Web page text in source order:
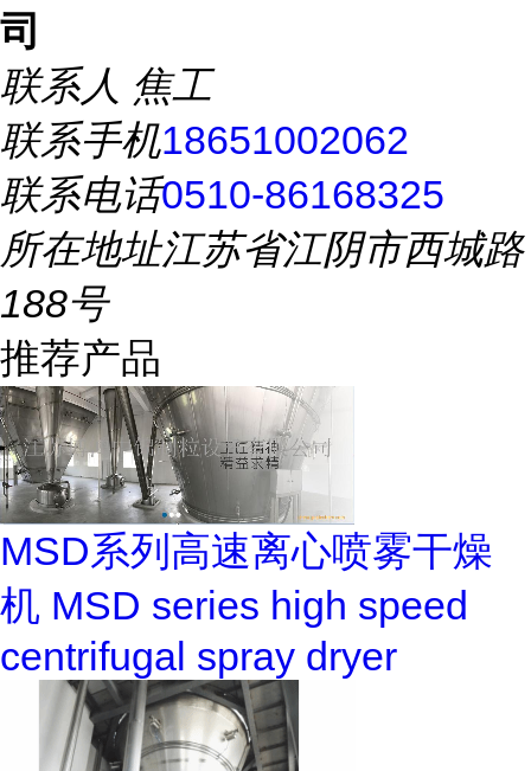
司
联系人 焦工
联系手机18651002062
联系电话0510-86168325
所在地址江苏省江阴市西城路
188号
推荐产品
MSD系列高速离心喷雾干燥
机 MSD series high speed
centrifugal spray dryer